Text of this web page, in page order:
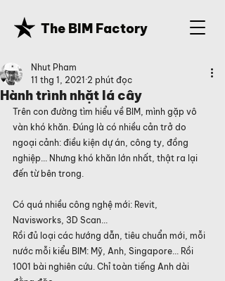
The BIM Factory
Hành trình nhặt lá cây
Nhut Pham
11 thg 1, 2021 2 phút đọc
Trên con đường tìm hiểu về BIM, mình gặp vô
vàn khó khăn. Đúng là có nhiều cản trở do
ngoại cảnh: điều kiện dự án, công ty, đồng
nghiệp... Nhưng khó khăn lớn nhất, thật ra lại
đến từ bên trong.
Có quá nhiều công nghệ mới: Revit,
Navisworks, 3D Scan...
Rồi đủ loại các hướng dẫn, tiêu chuẩn mới, mỗi
nước mỗi kiểu BIM: Mỹ, Anh, Singapore... Rồi
1001 bài nghiên cứu. Chỉ toàn tiếng Anh dài